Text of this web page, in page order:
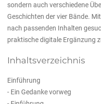
sondern auch verschiedene
Geschichten der vier Bände.
nach passenden Inhalten
praktische digitale Ergänzung
Inhaltsverzeichnis
Einführung
- Ein Gedanke vorweg